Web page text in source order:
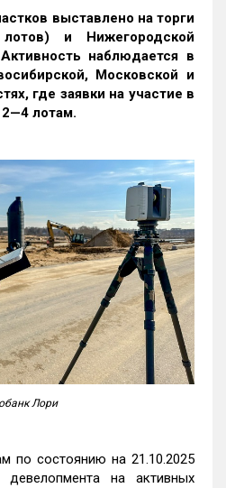
выставлено на торги
и Нижегородской
наблюдается в
Московской и
где заявки на участие в
лотам.
Лори
по состоянию на 21.10.2025
на активных